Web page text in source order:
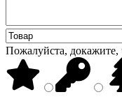
Пожалуйста, докажите,